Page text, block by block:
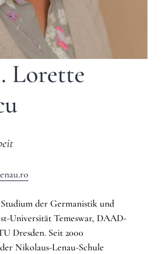
Lorette
Studium der Germanistik und
Universität Temeswar, DAAD-
Dresden. Seit 2000
Nikolaus-Lenau-Schule